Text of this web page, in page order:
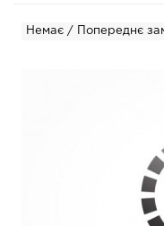
Немає / Попереднє